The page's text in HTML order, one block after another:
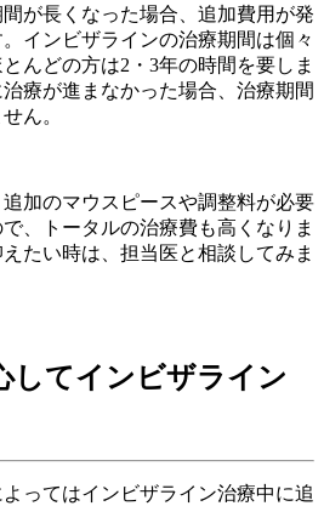
が長くなった場合、追加費用が発
インビザラインの治療期間は個々
んどの方は2・3年の時間を要しま
療が進まなかった場合、治療期間
ん。
加のマウスピースや調整料が必要
、トータルの治療費も高くなりま
たい時は、担当医と相談してみま
してインビザライン
ってはインビザライン治療中に追